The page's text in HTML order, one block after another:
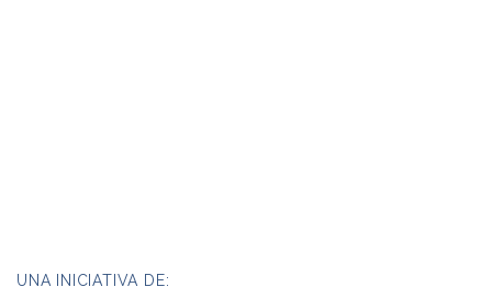
UNA INICIATIVA DE: